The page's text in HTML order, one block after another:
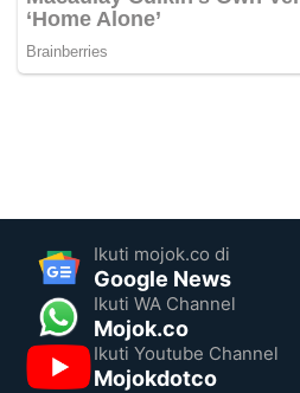
Ikuti mojok.co di
Google News
Ikuti WA Channel
Mojok.co
Ikuti Youtube Channel
Mojokdotco